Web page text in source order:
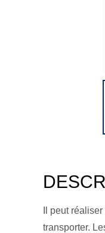
Il peut
transporter.